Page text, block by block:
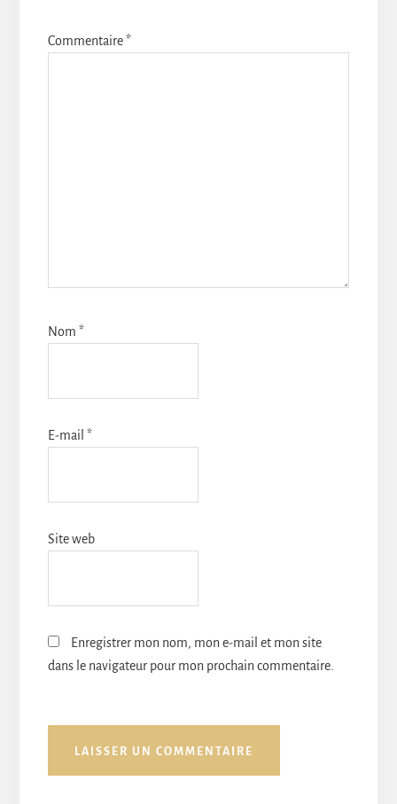
Commentaire*
Nom *
E-mail *
Site web
Enregistrer mon nom, mon e-mail et mon site
dans le navigateur pour mon prochain commentaire.